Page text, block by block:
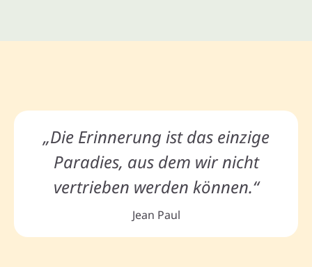
„Die Erinnerung ist das einzige
Paradies, aus dem wir nicht
vertrieben werden können.“
Jean Paul